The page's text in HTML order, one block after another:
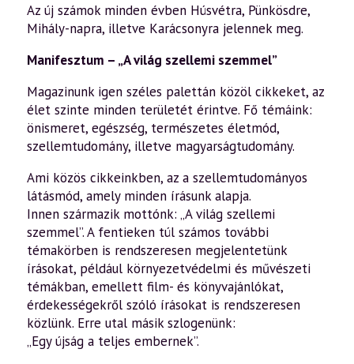
Az új számok minden évben Húsvétra, Pünkösdre,
Mihály-napra, illetve Karácsonyra jelennek meg.
Manifesztum – „A világ szellemi szemmel”
Magazinunk igen széles palettán közöl cikkeket, az
élet szinte minden területét érintve. Fő témáink:
önismeret, egészség, természetes életmód,
szellemtudomány, illetve magyarságtudomány.
Ami közös cikkeinkben, az a szellemtudományos
látásmód, amely minden írásunk alapja.
Innen származik mottónk: „A világ szellemi
szemmel”. A fentieken túl számos további
témakörben is rendszeresen megjelentetünk
írásokat, például környezetvédelmi és művészeti
témákban, emellett film- és könyvajánlókat,
érdekességekről szóló írásokat is rendszeresen
közlünk. Erre utal másik szlogenünk:
„Egy újság a teljes embernek”.